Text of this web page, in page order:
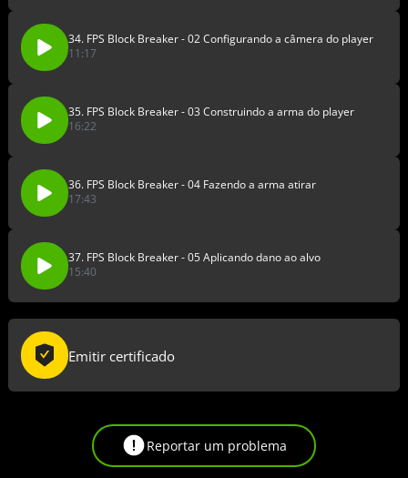
34. FPS Block Breaker - 02 Configurando a câmera do player
11:17
35. FPS Block Breaker - 03 Construindo a arma do player
16:22
36. FPS Block Breaker - 04 Fazendo a arma atirar
17:43
37. FPS Block Breaker - 05 Aplicando dano ao alvo
15:40
Emitir certificado
Reportar um problema